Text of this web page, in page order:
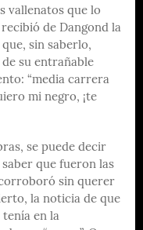
vallenatos que lo
de Dangond la
sin saberlo,
su entrañable
“media carrera
mi negro, ¡te
se puede decir
que fueron las
sin querer
la noticia de que
tenía en la